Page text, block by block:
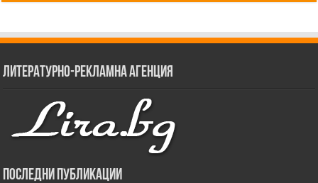
Литературно-рекламна агенция
Последни публикации